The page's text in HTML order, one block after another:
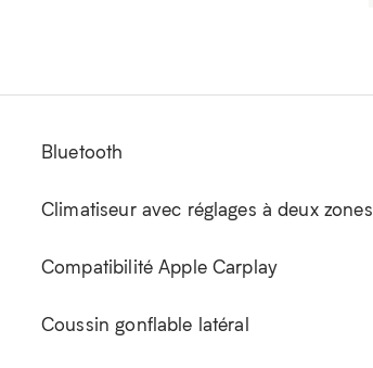
Bluetooth
Climatiseur avec réglages à deux zones
Compatibilité Apple Carplay
Coussin gonflable latéral